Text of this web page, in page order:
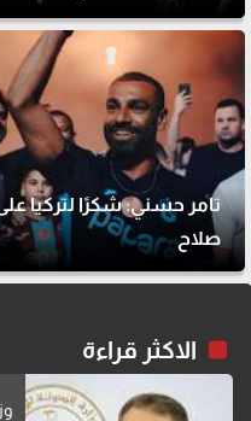
تامر حسني: شكرًا لتركيا
صلاح
الاكثر قراءة